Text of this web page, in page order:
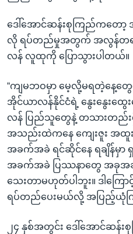
ဒေါ်အောင်ဆန်းစုကြည်ကတေ
လို ရပ်တည်မှုအတွက် အလွန်တရာ
လန် လူထုကို ပြောသွားပါတယ်။
“ကျမဘဝမှာ မေ့လို့မရတဲ့နေ့တွ
အိုင်ယာလန်နိုင်ငံရဲ့ နွေးနွေးထွ
လန် ပြည်သူတွေနဲ့ တသားတည်း
အသည်းထဲကနေ ကျေးဇူး အထူ
အခက်အခဲ ရင်ဆိုင်နေ ရချိန်မှ
အခက်အခဲ ပြဿနာတွေ အခုအချိ
သေးတာမဟုတ်ပါဘူး။ ဒါကြေ
ရပ်တည်ပေးမယ်လို့ အပြည့်ယုံက
၂၄ နှစ်အတွင်း ဒေါ်အောင်ဆန်